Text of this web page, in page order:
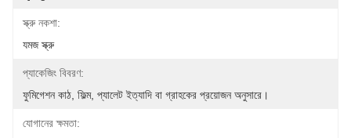
স্ক্রু নকশা:
যমজ স্ক্রু
প্যাকেজিং বিবরণ:
ফুমিগেশন কাঠ, ফিল্ম, প্যালেট ইত্যাদি বা গ্রাহকের প্রয়োজন অনুসারে।
যোগানের ক্ষমতা: